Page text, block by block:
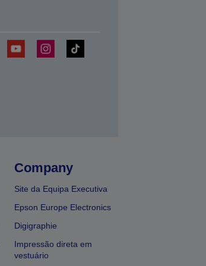
Company
Site da Equipa Executiva
Epson Europe Electronics
Digigraphie
Impressão direta em
vestuário